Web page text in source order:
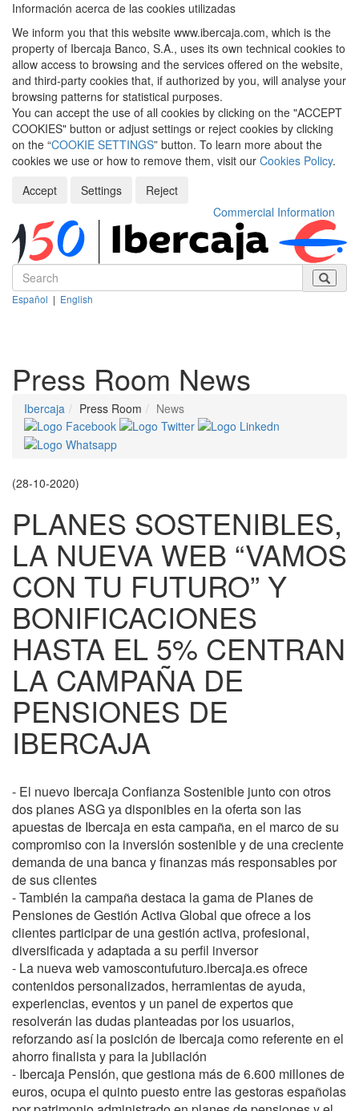
Información acerca de las cookies utilizadas
We inform you that this website www.ibercaja.com, which is the
property of Ibercaja Banco, S.A., uses its own technical cookies to
allow access to browsing and the services offered on the website,
and third-party cookies that, if authorized by you, will analyse your
browsing patterns for statistical purposes.
You can accept the use of all cookies by clicking on the "ACCEPT
COOKIES" button or adjust settings or reject cookies by clicking
on the “COOKIE SETTINGS” button. To learn more about the
cookies we use or how to remove them, visit our Cookies Policy.
Accept
Settings
Reject
Commercial Information
Español | English
Press Room News
Ibercaja Press Room News
(28-10-2020)
PLANES SOSTENIBLES,
LA NUEVA WEB “VAMOS
CON TU FUTURO” Y
BONIFICACIONES
HASTA EL 5% CENTRAN
LA CAMPAÑA DE
PENSIONES DE
IBERCAJA
- El nuevo Ibercaja Confianza Sostenible junto con otros
dos planes ASG ya disponibles en la oferta son las
apuestas de Ibercaja en esta campaña, en el marco de su
compromiso con la inversión sostenible y de una creciente
demanda de una banca y finanzas más responsables por
de sus clientes
- También la campaña destaca la gama de Planes de
Pensiones de Gestión Activa Global que ofrece a los
clientes participar de una gestión activa, profesional,
diversificada y adaptada a su perfil inversor
- La nueva web vamoscontufuturo.ibercaja.es ofrece
contenidos personalizados, herramientas de ayuda,
experiencias, eventos y un panel de expertos que
resolverán las dudas planteadas por los usuarios,
reforzando así la posición de Ibercaja como referente en el
ahorro finalista y para la jubilación
- Ibercaja Pensión, que gestiona más de 6.600 millones de
euros, ocupa el quinto puesto entre las gestoras españolas